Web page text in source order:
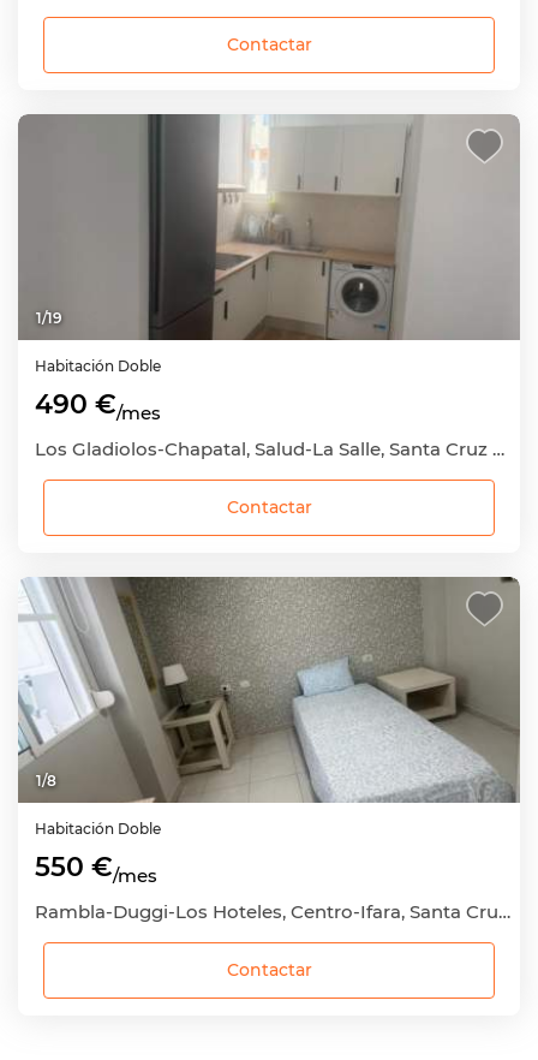
Contactar
1/19
Habitación Doble
490 €/mes
Los Gladiolos-Chapatal, Salud-La Salle, Santa Cruz de Tenerife Capital, Santa Cruz de Tenerife
Contactar
1/8
Habitación Doble
550 €/mes
Rambla-Duggi-Los Hoteles, Centro-Ifara, Santa Cruz de Tenerife Capital, Santa Cruz de Tenerife
Contactar